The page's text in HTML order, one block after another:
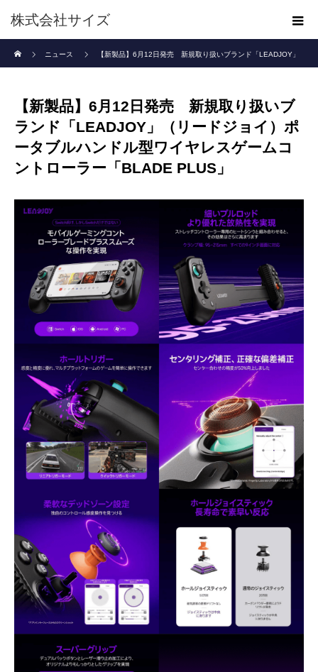
株式会社サイズ
ニュース
【新製品】6月12日発売 新規取り扱いブランド「LEADJOY」
PLUS」
【新製品】6月12日発売 新規取り扱いブ
ランド「LEADJOY」（リードジョイ）ポ
ータブルハンドル型ワイヤレスゲームコ
ントローラー「BLADE PLUS」